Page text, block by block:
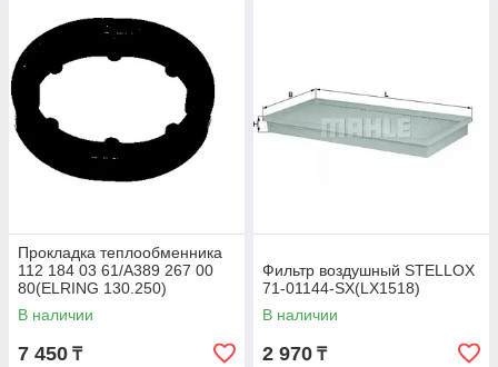
Прокладка теплообменника
112 184 03 61/A389 267 00
80(ELRING 130.250)
В наличии
7 450 ₸
Фильтр воздушный STELLOX
71-01144-SX(LX1518)
В наличии
2 970 ₸